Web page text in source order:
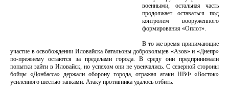
военными, остальная часть
продолжает оставаться под
контролем вооруженного
формирования «Оплот».
В то же время принимающие
участие в освобождении Иловайска батальоны добровольцев «Азов» и «Днепр»
по-прежнему остаются за пределами города. В среду они предпринимали
попытки зайти в Иловайск, но успехом они не увенчались. С северной стороны
бойцы «Донбасса» держали оборону города, отражая атаки НВФ «Восток»
усиленного шестью танками. Атаку противника удалось отбить.